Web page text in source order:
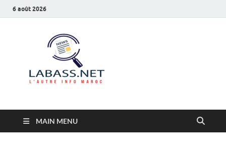
6 août 2026
MAIN MENU